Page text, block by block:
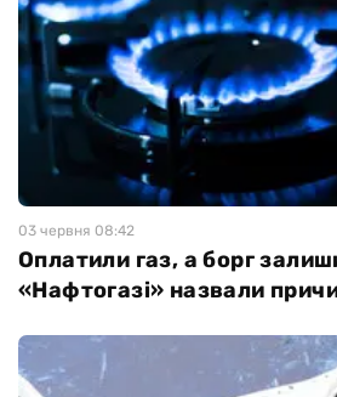
03 червня 08:42
Оплатили газ, а борг
«Нафтогазі» назвали